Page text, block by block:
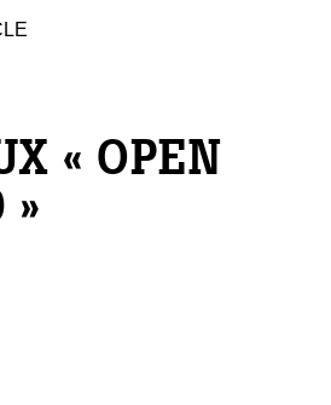
« OPEN
»